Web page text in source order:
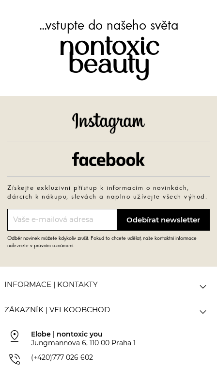
...vstupte do našeho světa
nontoxic
beauty
Získejte exkluzivní přístup k informacím o novinkách,
dárcích k nákupu, slevách a naplno užívejte všech výhod.
Odběr novinek můžete kdykoliv zrušit. Pokud to chcete udělat, naše kontaktní informace
naleznete v právním oznámení.
INFORMACE | KONTAKTY 
ZÁKAZNÍK | VELKOOBCHOD 
pin_drop
Elobe | nontoxic you
Jungmannova 6, 110 00 Praha 1
phone_in_talk (+420)777 026 602